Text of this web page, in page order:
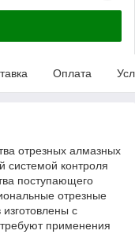
Оплата
отрезных алмазных
системой контроля
поступающего
отрезные
с
применения